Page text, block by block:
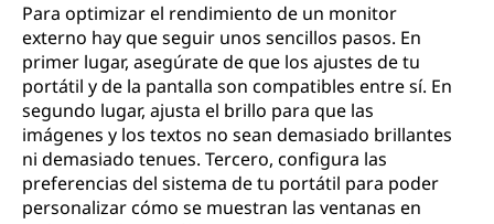
Para optimizar el rendimiento de un monitor
externo hay que seguir unos sencillos pasos. En
primer lugar, asegúrate de que los ajustes de tu
portátil y de la pantalla son compatibles entre sí. En
segundo lugar, ajusta el brillo para que las
imágenes y los textos no sean demasiado brillantes
ni demasiado tenues. Tercero, configura las
preferencias del sistema de tu portátil para poder
personalizar cómo se muestran las ventanas en